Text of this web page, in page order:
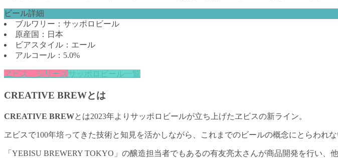
ビール詳細
ブルワリー：サッポロビール
原産国：日本
ビアスタイル：エール
アルコール：5.0%
ヱビス シリーズ サッポロビール一覧
CREATIVE BREWとは
CREATIVE BREWとは2023年よりサッポロビールが立ち上げたヱビスの新ライン。
ヱビスで100年培ってきた技術と知見を活かしながら、これまでのビールの概念にとらわれ
「YEBISU BREWERY TOKYO」の醸造担当者でもあるの有友亮太さんが商品開発を行い